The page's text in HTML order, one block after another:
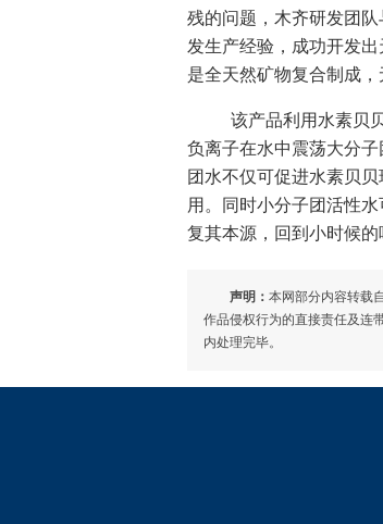
残的问题，木齐研发团
发生产经验，成功开发
是全天然矿物复合制成，
该产品利用水素贝
负离子在水中震荡大分
团水不仅可促进水素贝
用。同时小分子团活性
复其本源，回到小时候的
声明： 本网部分内容转载
作品侵权行为的直接责任及连
内处理完毕。